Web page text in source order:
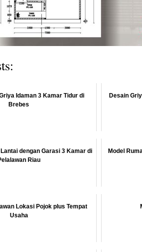
Idaman 3 Kamar Tidur di
Brebes
Desain
dengan Garasi 3 Kamar di
Riau
Model
Lokasi Pojok plus Tempat
Usaha